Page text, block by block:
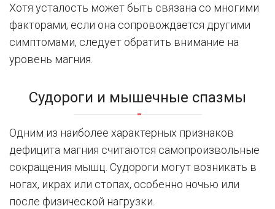
Хотя усталость может быть связана со многими
факторами, если она сопровождается другими
симптомами, следует обратить внимание на
уровень магния.
Судороги и мышечные спазмы
Одним из наиболее характерных признаков
дефицита магния считаются самопроизвольные
сокращения мышц. Судороги могут возникать в
ногах, икрах или стопах, особенно ночью или
после физической нагрузки.